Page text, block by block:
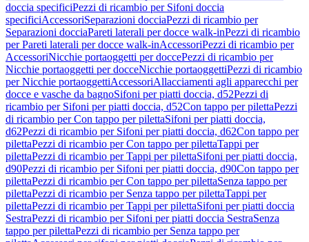
doccia specificiPezzi di ricambio per Sifoni doccia
specificiAccessoriSeparazioni docciaPezzi di ricambio per
Separazioni docciaPareti laterali per docce walk-inPezzi di ricambio
per Pareti laterali per docce walk-inAccessoriPezzi di ricambio per
AccessoriNicchie portaoggetti per doccePezzi di ricambio per
Nicchie portaoggetti per docceNicchie portaoggettiPezzi di ricambio
per Nicchie portaoggettiAccessoriAllacciamenti agli apparecchi per
docce e vasche da bagnoSifoni per piatti doccia, d52Pezzi di
ricambio per Sifoni per piatti doccia, d52Con tappo per pilettaPezzi
di ricambio per Con tappo per pilettaSifoni per piatti doccia,
d62Pezzi di ricambio per Sifoni per piatti doccia, d62Con tappo per
pilettaPezzi di ricambio per Con tappo per pilettaTappi per
pilettaPezzi di ricambio per Tappi per pilettaSifoni per piatti doccia,
d90Pezzi di ricambio per Sifoni per piatti doccia, d90Con tappo per
pilettaPezzi di ricambio per Con tappo per pilettaSenza tappo per
pilettaPezzi di ricambio per Senza tappo per pilettaTappi per
pilettaPezzi di ricambio per Tappi per pilettaSifoni per piatti doccia
SestraPezzi di ricambio per Sifoni per piatti doccia SestraSenza
tappo per pilettaPezzi di ricambio per Senza tappo per